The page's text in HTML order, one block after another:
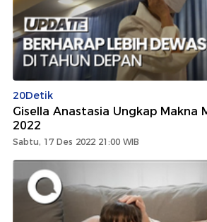
20Detik
Gisella Anastasia Ungkap Makna
2022
Sabtu, 17 Des 2022 21:00 WIB